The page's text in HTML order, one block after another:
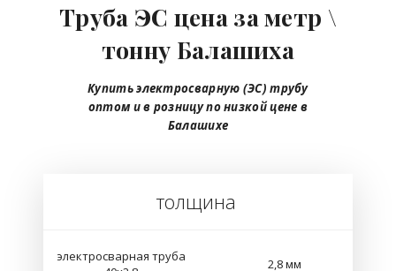
Труба ЭС цена за метр \
тонну Балашиха
Купить электросварную (ЭС) трубу
оптом и в розницу по низкой цене в
Балашихе
толщина
электросварная труба
2,8 мм